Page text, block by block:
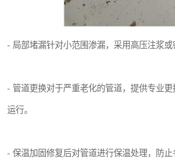
- 局部堵漏针对小范围渗漏，采用高压注浆或
- 管道更换对于严重老化的管道，提供专业
运行。
- 保温加固修复后对管道进行保温处理，防止